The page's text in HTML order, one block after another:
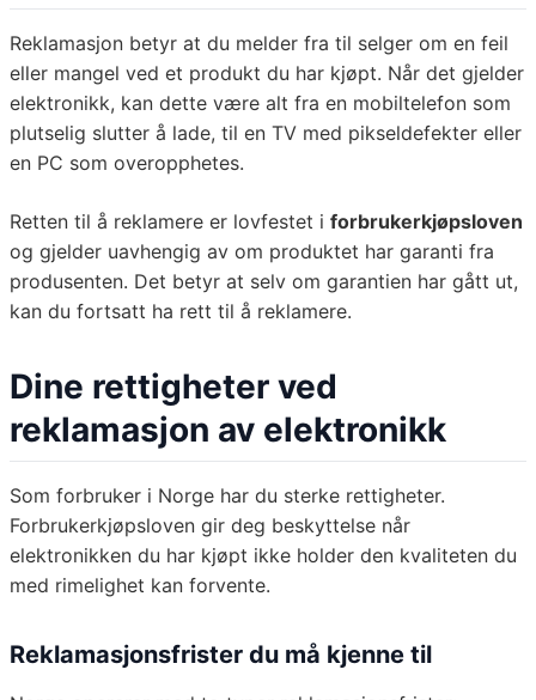
Reklamasjon betyr at du melder fra til selger om en feil
eller mangel ved et produkt du har kjøpt. Når det gjelder
elektronikk, kan dette være alt fra en mobiltelefon som
plutselig slutter å lade, til en TV med pikseldefekter eller
en PC som overopphetes.
Retten til å reklamere er lovfestet i forbrukerkjøpsloven
og gjelder uavhengig av om produktet har garanti fra
produsenten. Det betyr at selv om garantien har gått ut,
kan du fortsatt ha rett til å reklamere.
Dine rettigheter ved
reklamasjon av elektronikk
Som forbruker i Norge har du sterke rettigheter.
Forbrukerkjøpsloven gir deg beskyttelse når
elektronikken du har kjøpt ikke holder den kvaliteten du
med rimelighet kan forvente.
Reklamasjonsfrister du må kjenne til